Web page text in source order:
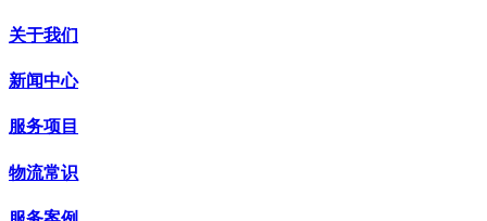
关于我们
新闻中心
服务项目
物流常识